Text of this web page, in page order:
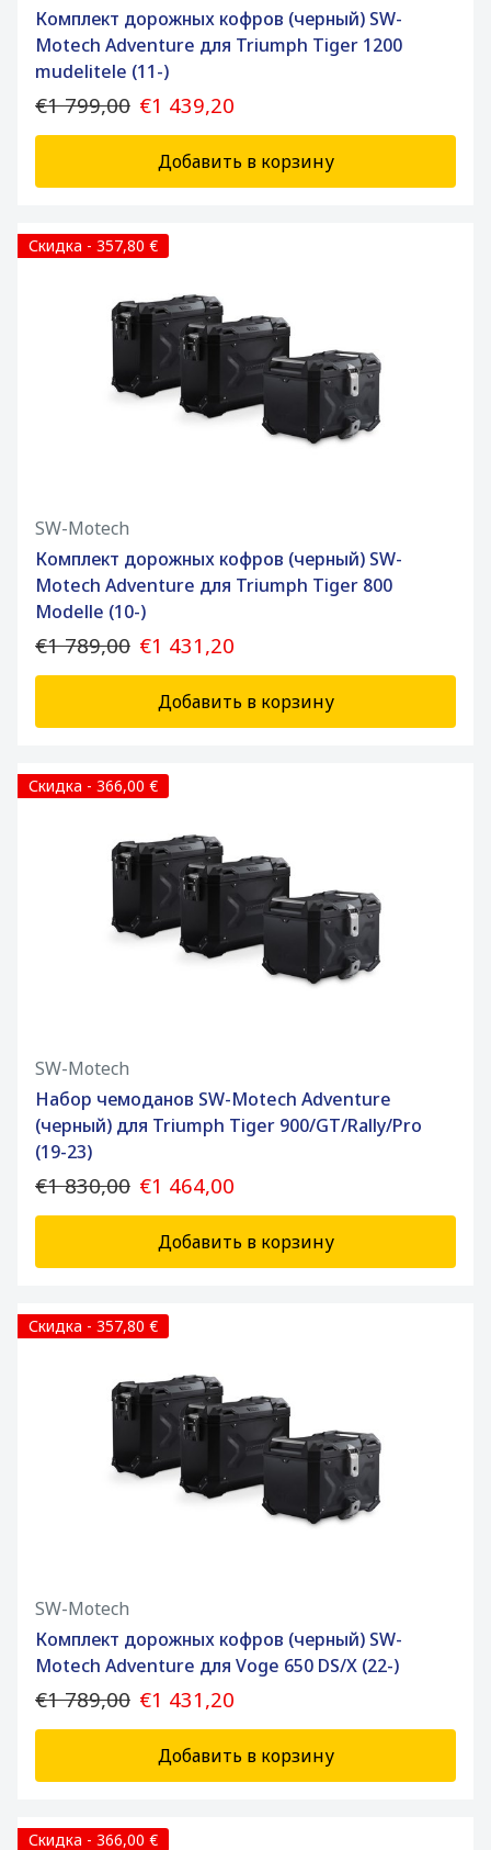
Комплект дорожных кофров (черный) SW-
Motech Adventure для Triumph Tiger 1200
mudelitele (11-)
€1 799,00 €1 439,20
Добавить в корзину
Скидка - 357,80 €
SW-Motech
Комплект дорожных кофров (черный) SW-
Motech Adventure для Triumph Tiger 800
Modelle (10-)
€1 789,00 €1 431,20
Добавить в корзину
Скидка - 366,00 €
SW-Motech
Набор чемоданов SW-Motech Adventure
(черный) для Triumph Tiger 900/GT/Rally/Pro
(19-23)
€1 830,00 €1 464,00
Добавить в корзину
Скидка - 357,80 €
SW-Motech
Комплект дорожных кофров (черный) SW-
Motech Adventure для Voge 650 DS/X (22-)
€1 789,00 €1 431,20
Добавить в корзину
Скидка - 366,00 €